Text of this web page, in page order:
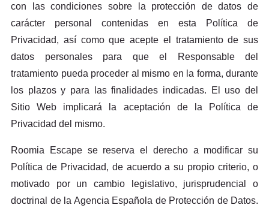
con las condiciones sobre la protección de datos de
carácter personal contenidas en esta Política de
Privacidad, así como que acepte el tratamiento de sus
datos personales para que el Responsable del
tratamiento pueda proceder al mismo en la forma, durante
los plazos y para las finalidades indicadas. El uso del
Sitio Web implicará la aceptación de la Política de
Privacidad del mismo.
Roomia Escape se reserva el derecho a modificar su
Política de Privacidad, de acuerdo a su propio criterio, o
motivado por un cambio legislativo, jurisprudencial o
doctrinal de la Agencia Española de Protección de Datos.